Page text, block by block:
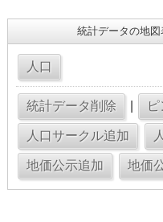
統計データの地